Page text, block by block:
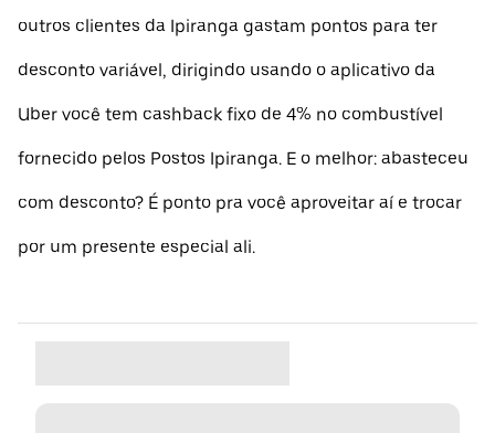
outros clientes da Ipiranga gastam pontos para ter
desconto variável, dirigindo usando o aplicativo da
Uber você tem cashback fixo de 4% no combustível
fornecido pelos Postos Ipiranga. E o melhor: abasteceu
com desconto? É ponto pra você aproveitar aí e trocar
por um presente especial ali.